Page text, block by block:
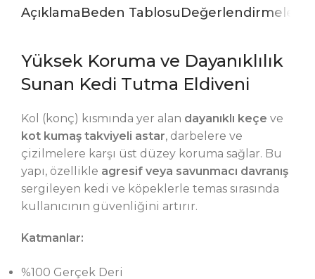
AçıklamaBeden TablosuDeğerlendirmeler
Yüksek Koruma ve Dayanıklılık
Sunan Kedi Tutma Eldiveni
Kol (konç) kısmında yer alan dayanıklı keçe ve
kot kumaş takviyeli astar, darbelere ve
çizilmelere karşı üst düzey koruma sağlar. Bu
yapı, özellikle agresif veya savunmacı davranış
sergileyen kedi ve köpeklerle temas sırasında
kullanıcının güvenliğini artırır.
Katmanlar:
%100 Gerçek Deri